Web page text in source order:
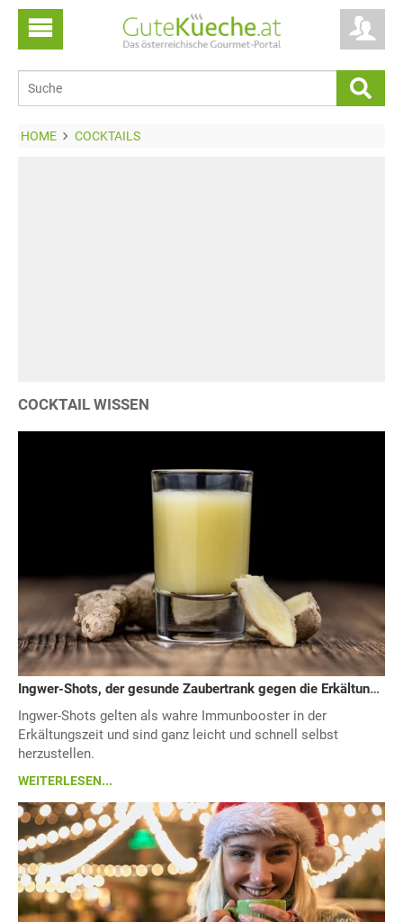
HOME COCKTAILS
COCKTAIL WISSEN
Ingwer-Shots, der gesunde Zaubertrank gegen die Erkältungswelle
Ingwer-Shots gelten als wahre Immunbooster in der
Erkältungszeit und sind ganz leicht und schnell selbst
herzustellen.
WEITERLESEN...